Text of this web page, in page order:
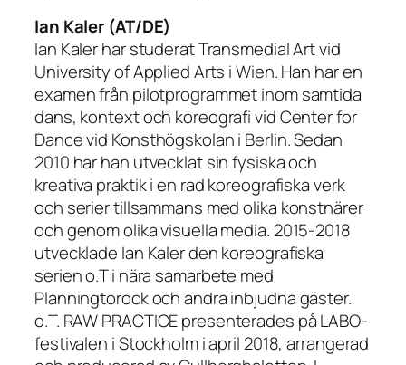
Ian Kaler (AT/DE)
Ian Kaler har studerat Transmedial Art vid
University of Applied Arts i Wien. Han har en
examen från pilotprogrammet inom samtida
dans, kontext och koreografi vid Center for
Dance vid Konsthögskolan i Berlin. Sedan
2010 har han utvecklat sin fysiska och
kreativa praktik i en rad koreografiska verk
och serier tillsammans med olika konstnärer
och genom olika visuella media. 2015-2018
utvecklade Ian Kaler den koreografiska
serien o.T i nära samarbete med
Planningtorock och andra inbjudna gäster.
o.T. RAW PRACTICE presenterades på LABO-
festivalen i Stockholm i april 2018, arrangerad